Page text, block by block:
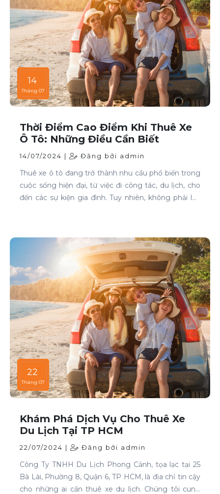
14
Tháng 07
Thời Điểm Cao Điểm Khi Thuê Xe
Ô Tô: Những Điều Cần Biết
14/07/2024 | Đăng bởi admin
Thuê xe ô tô đang trở thành nhu cầu phổ biến trong
cuộc sống hiện đại, từ việc đi công tác, du lịch, cho
đến các sự kiện gia đình. Tuy nhiên, không phải lúc
cao điểm khi thuê xe ô tô và những lưu ý để thuê xe
một cách thông minh và tiết kiệm.
22
Tháng 07
Khám Phá Dịch Vụ Cho Thuê Xe
Du Lịch Tại TP HCM
22/07/2024 | Đăng bởi admin
Công Ty TNHH Du Lịch Phong Cảnh, tọa lạc tại 25
Bà Lài, Phường 8, Quận 6, TP HCM, là địa chỉ tin cậy
cho những ai cần thuê xe du lịch. Chúng tôi cung